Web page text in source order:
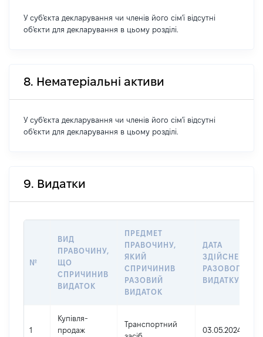
У суб'єкта декларування чи членів його сім'ї відсутні
об'єкти для декларування в цьому розділі.
8. Нематеріальні активи
У суб'єкта декларування чи членів його сім'ї відсутні
об'єкти для декларування в цьому розділі.
9. Видатки
№
ВИД
ПРАВОЧИНУ,
ЩО
СПРИЧИНИВ
ВИДАТОК
ПРЕДМЕТ
ПРАВОЧИНУ,
ЯКИЙ
СПРИЧИНИВ
РАЗОВИЙ
ВИДАТОК
ДАТА
ЗДІЙСНЕННЯ
РАЗОВОГО
ВИДАТКУ
1
Купівля-
продаж
Транспортний
03.05.2024